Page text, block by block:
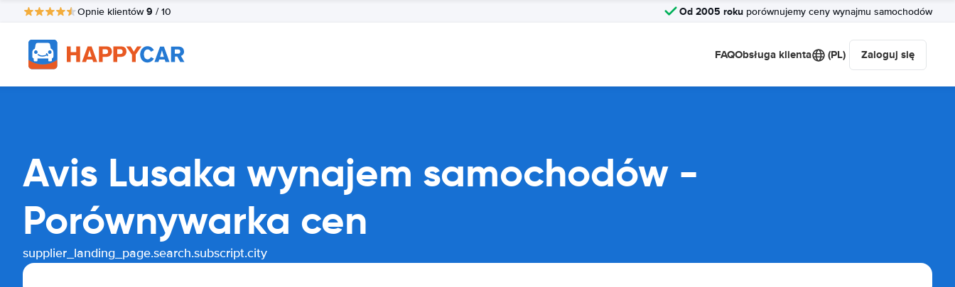
Opnie klientów9 / 10 Od 2005 roku porównujemy ceny wynajmu samochodów
FAQObsługa klienta (PL) Zaloguj się
Avis Lusaka wynajem samochodów -
Porównywarka cen
supplier_landing_page.search.subscript.city